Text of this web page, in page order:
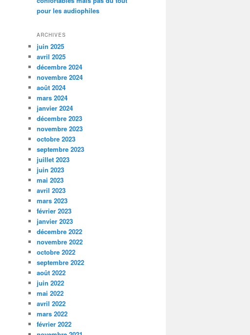
pour les audiophiles
ARCHIVES
juin 2025
avril 2025
décembre 2024
novembre 2024
août 2024
mars 2024
janvier 2024
décembre 2023
novembre 2023
octobre 2023
septembre 2023
juillet 2023
juin 2023
mai 2023
avril 2023
mars 2023
février 2023
janvier 2023
décembre 2022
novembre 2022
octobre 2022
septembre 2022
août 2022
juin 2022
mai 2022
avril 2022
mars 2022
février 2022